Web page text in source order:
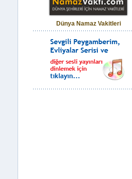
Dünya Namaz Vakitleri